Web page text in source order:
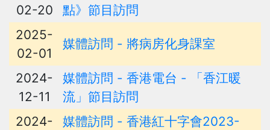
02-20
點》節目訪問
2025-
02-01
媒體訪問 - 將病房化身課室
2024-
12-11
媒體訪問 - 香港電台 - 「香江暖
流」節目訪問
2024-
媒體訪問 - 香港紅十字會2023-